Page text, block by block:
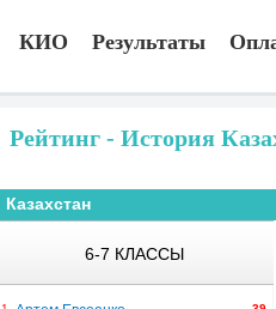
КИО Результаты
Рейтинг - История
Казахстан
6-7 КЛАССЫ